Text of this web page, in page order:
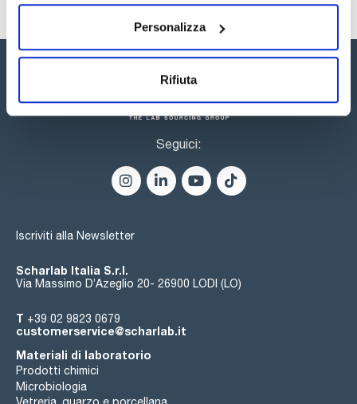
Personalizza
Rifiuta
funzionalizzazioni della silice, diametri interni e dimensioni.
Seguici:
Iscriviti alla Newsletter
Scharlab Italia S.r.l.
Via Massimo D’Azeglio 20- 26900 LODI (LO)
T +39 02 9823 0679
customerservice@scharlab.it
Materiali di laboratorio
Prodotti chimici
Microbiologia